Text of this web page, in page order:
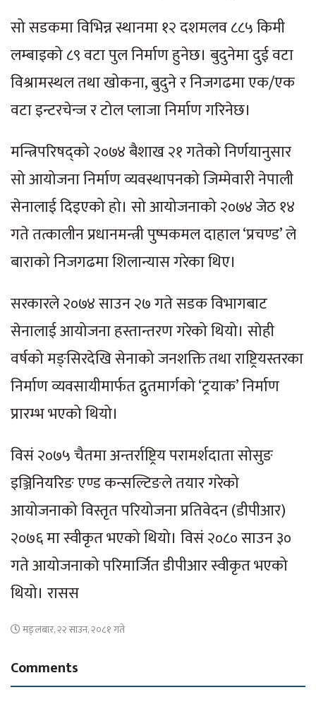
सो सडकमा विभिन्न स्थानमा १२ दशमलव ८८५ किमी
लम्बाइको ८९ वटा पुल निर्माण हुनेछ। बुदुनेमा दुई वटा
विश्रामस्थल तथा खोकना, बुदुने र निजगढमा एक/एक
वटा इन्टरचेन्ज र टोल प्लाजा निर्माण गरिनेछ।
मन्त्रिपरिषद्को २०७४ बैशाख २१ गतेको निर्णयानुसार
सो आयोजना निर्माण व्यवस्थापनको जिम्मेवारी नेपाली
सेनालाई दिइएको हो। सो आयोजनाको २०७४ जेठ १४
गते तत्कालीन प्रधानमन्त्री पुष्पकमल दाहाल ‘प्रचण्ड’ ले
बाराको निजगढमा शिलान्यास गरेका थिए।
सरकारले २०७४ साउन २७ गते सडक विभागबाट
सेनालाई आयोजना हस्तान्तरण गरेको थियो। सोही
वर्षको मङ्सिरदेखि सेनाको जनशक्ति तथा राष्ट्रियस्तरका
निर्माण व्यवसायीमार्फत द्रुतमार्गको ‘ट्रयाक’ निर्माण
प्रारम्भ भएको थियो।
विसं २०७५ चैतमा अन्तर्राष्ट्रिय परामर्शदाता सोसुङ
इञ्जिनियरिङ एण्ड कन्सल्टिङले तयार गरेको
आयोजनाको विस्तृत परियोजना प्रतिवेदन (डीपीआर)
२०७६ मा स्वीकृत भएको थियो। विसं २०८० साउन ३०
गते आयोजनाको परिमार्जित डीपीआर स्वीकृत भएको
थियो। रासस
मङ्लबार, २२ साउन, २०८१ गते
Comments